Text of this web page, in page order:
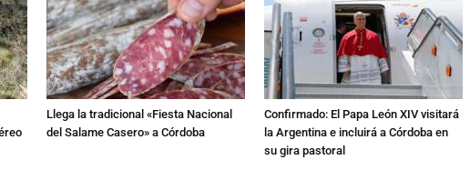
Llega la tradicional «Fiesta Nacional
del Salame Casero» a Córdoba
Confirmado: El Papa León XIV visitará
la Argentina e incluirá a Córdoba en
su gira pastoral